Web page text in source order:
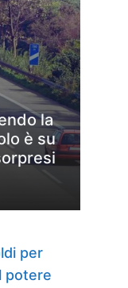
la
è su
per
potere